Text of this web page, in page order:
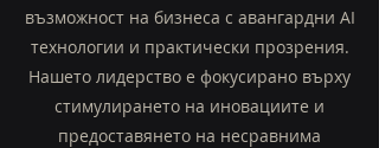
възможност на бизнеса с авангардни AI
технологии и практически прозрения.
Нашето лидерство е фокусирано върху
стимулирането на иновациите и
предоставянето на несравнима